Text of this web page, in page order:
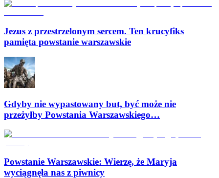
Jezus z przestrzelonym sercem. Ten krucyfiks
pamięta powstanie warszawskie
Gdyby nie wypastowany but, być może nie
przeżyłby Powstania Warszawskiego…
Powstanie Warszawskie: Wierzę, że Maryja
wyciągnęła nas z piwnicy